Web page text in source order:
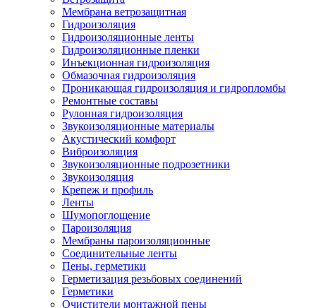
Мембрана ветрозащитная
Гидроизоляция
Гидроизоляционные ленты
Гидроизоляционные пленки
Инъекционная гидроизоляция
Обмазочная гидроизоляция
Проникающая гидроизоляция и гидропломбы
Ремонтные составы
Рулонная гидроизоляция
Звукоизоляционные материалы
Акустический комфорт
Виброизоляция
Звукоизоляционные подрозетники
Звукоизоляция
Крепеж и профиль
Ленты
Шумопоглощение
Пароизоляция
Мембраны пароизоляционные
Соединительные ленты
Пены, герметики
Герметизация резьбовых соединений
Герметики
Очистители монтажной пены